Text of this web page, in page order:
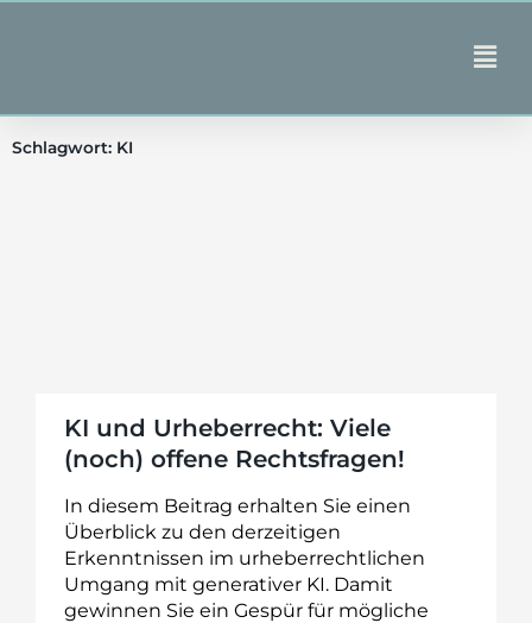
Main
Schlagwort: KI
KI und Urheberrecht: Viele
(noch) offene Rechtsfragen!
In diesem Beitrag erhalten Sie einen
Überblick zu den derzeitigen
Erkenntnissen im urheberrechtlichen
Umgang mit generativer KI. Damit
gewinnen Sie ein Gespür für mögliche